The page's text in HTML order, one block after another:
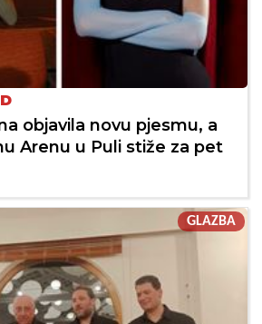
objavila novu pjesmu, a
Arenu u Puli stiže za pet
GLAZBA